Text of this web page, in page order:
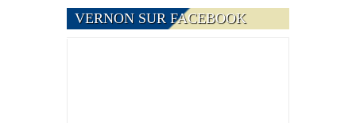
VERNON SUR FACEBOOK